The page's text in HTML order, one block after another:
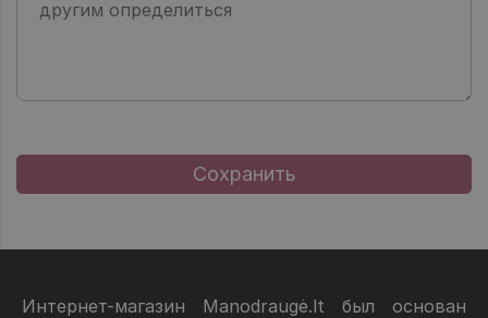
Интернет-магазин Manodraugė.lt был основан